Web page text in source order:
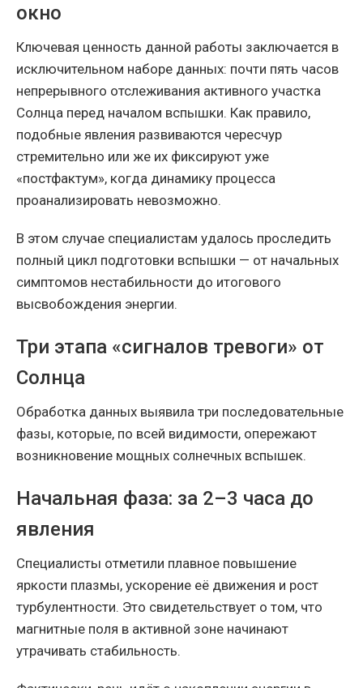
окно
Ключевая ценность данной работы заключается в
исключительном наборе данных: почти пять часов
непрерывного отслеживания активного участка
Солнца перед началом вспышки. Как правило,
подобные явления развиваются чересчур
стремительно или же их фиксируют уже
«постфактум», когда динамику процесса
проанализировать невозможно.
В этом случае специалистам удалось проследить
полный цикл подготовки вспышки — от начальных
симптомов нестабильности до итогового
высвобождения энергии.
Три этапа «сигналов тревоги» от
Солнца
Обработка данных выявила три последовательные
фазы, которые, по всей видимости, опережают
возникновение мощных солнечных вспышек.
Начальная фаза: за 2–3 часа до
явления
Специалисты отметили плавное повышение
яркости плазмы, ускорение её движения и рост
турбулентности. Это свидетельствует о том, что
магнитные поля в активной зоне начинают
утрачивать стабильность.